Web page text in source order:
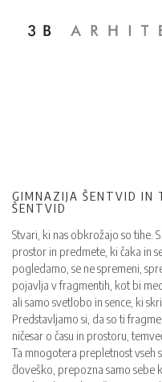
GIMNAZIJA ŠENTVID IN
ŠENTVID
Stvari, ki nas obkrožajo so tihe.
prostor in predmete, ki čaka in
pogledamo, se ne spremeni,
pojavlja v fragmentih, kot bi
ali samo svetlobo in sence, ki
Predstavljamo si, da so ti
ničesar o času in prostoru,
Ta mnogotera prepletnost vseh
človeško, prepozna samo sebe